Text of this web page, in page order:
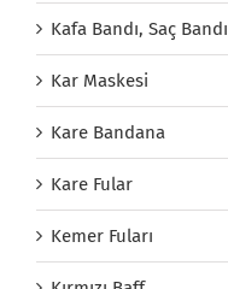
Kafa Bandı, Saç Bandı
Kar Maskesi
Kare Bandana
Kare Fular
Kemer Fuları